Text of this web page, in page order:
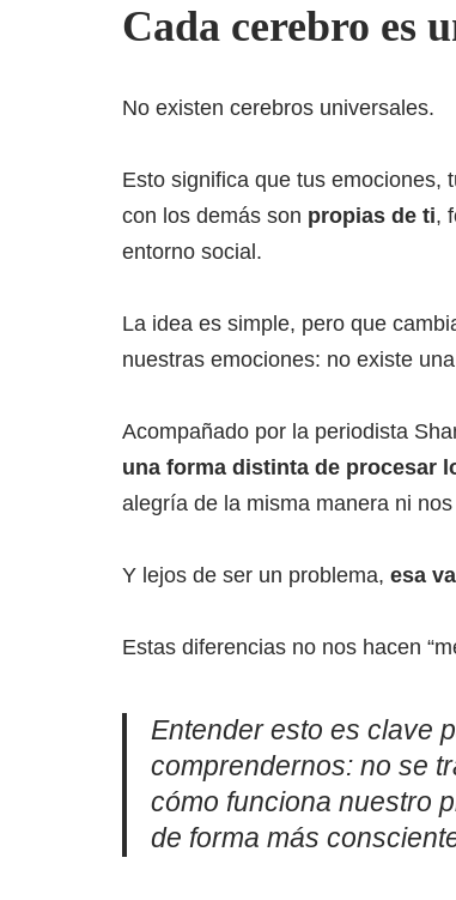
Cada cerebro es
No existen cerebros universales.
Esto significa que tus emociones,
con los demás son propias de ti,
entorno social.
La idea es simple, pero que
nuestras emociones: no existe
Acompañado por la periodista
una forma distinta de procesar
alegría de la misma manera ni
Y lejos de ser un problema, esa
Estas diferencias no nos hacen
Entender esto es clave
comprendernos: no se
cómo funciona nuestro
de forma más